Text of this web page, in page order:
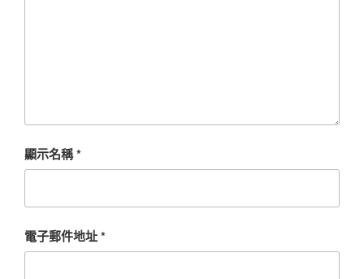
顯示名稱*
電子郵件地址*